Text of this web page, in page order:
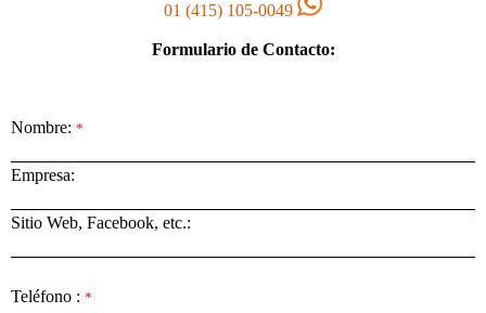
01 (415) 105-0049
Formulario de Contacto:
Nombre: *
Empresa:
Sitio Web, Facebook, etc.:
Teléfono : *